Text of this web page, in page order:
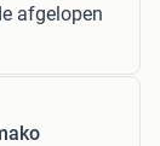
afgelopen